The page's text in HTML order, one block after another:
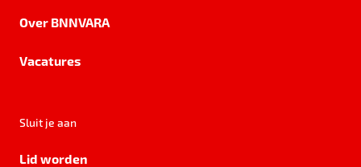
Over BNNVARA
Vacatures
Sluit je aan
Lid worden